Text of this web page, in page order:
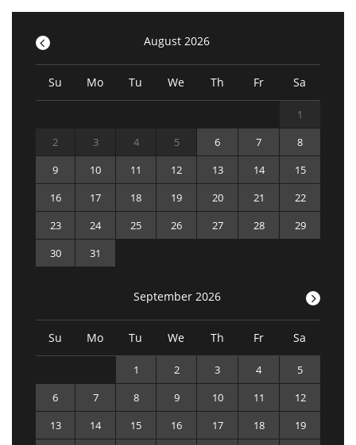
< August 2026
Su Mo Tu We Th Fr Sa
1
2
3 4 5 6 7
8
9
10 11 12 13 14
15
16
17 18 19 20 21
22
23
24 25 26 27 28
29
30
31
September 2026 >
Su Mo Tu We Th Fr Sa
1 2 3 4
5
6
7 8 9 10 11
12
13
14 15 16 17 18
19